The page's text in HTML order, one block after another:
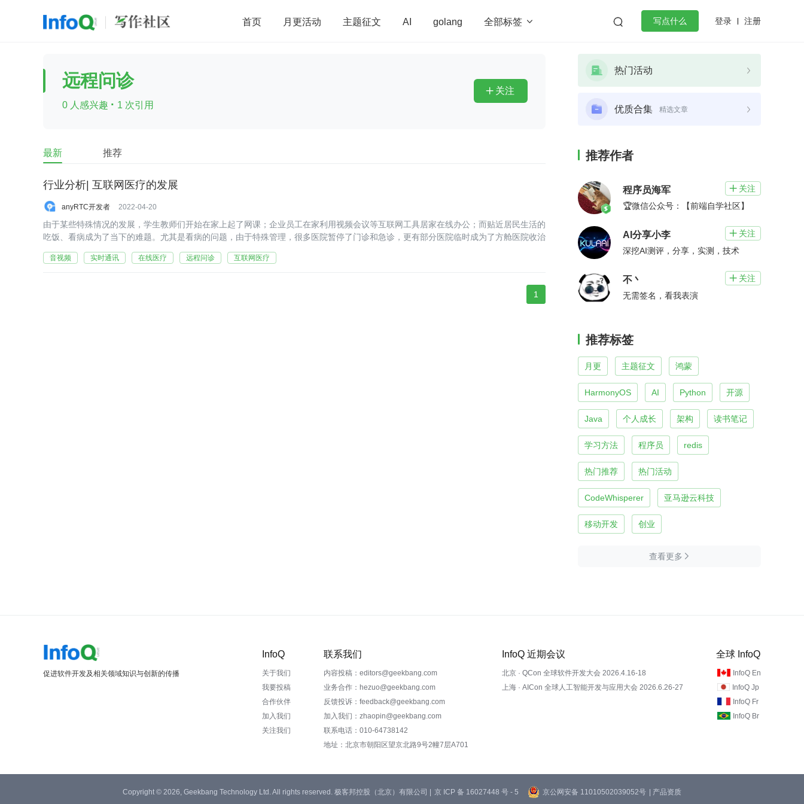
首页 月更活动 主题征文 AI golang 全部标签   写点什么 登录 注册
前端 AI redis
查看更多
远程问诊
0 人感兴趣 · 1 次引用
 关注
最新 推荐
行业分析| 互联网医疗的发展
anyRTC开发者 2022-04-20
由于某些特殊情况的发展，学生教师们开始在家上起了网课；企业员工在家利用视频会议等互联网工具居家在线办公；而贴近居民生活的
吃饭、看病成为了当下的难题。尤其是看病的问题，由于特殊管理，很多医院暂停了门诊和急诊，更有部分医院临时成为了方舱医院收治
音视频 实时通讯 在线医疗 远程问诊 互联网医疗
1
热门活动
优质合集 精选文章
推荐作者
程序员海军  关注
🏆微信公众号：【前端自学社区】
AI分享小李  关注
深挖AI测评，分享，实测，技术
不丶  关注
无需签名，看我表演
推荐标签
月更 主题征文 鸿蒙
HarmonyOS AI Python 开源
Java 个人成长 架构 读书笔记
学习方法 程序员 redis
热门推荐 热门活动
CodeWhisperer 亚马逊云科技
移动开发 创业
查看更多 
促进软件开发及相关领域知识与创新的传播
InfoQ
关于我们
我要投稿
合作伙伴
加入我们
关注我们
联系我们
内容投稿：editors@geekbang.com
业务合作：hezuo@geekbang.com
反馈投诉：feedback@geekbang.com
加入我们：zhaopin@geekbang.com
联系电话：010-64738142
地址：北京市朝阳区望京北路9号2幢7层A701
InfoQ 近期会议
北京 · QCon 全球软件开发大会 2026.4.16-18
上海 · AICon 全球人工智能开发与应用大会 2026.6.26-27
全球 InfoQ
InfoQ En
InfoQ Jp
InfoQ Fr
InfoQ Br
Copyright © 2026, Geekbang Technology Ltd. All rights reserved. 极客邦控股（北京）有限公司 | 京 ICP 备 16027448 号 - 5 京公网安备 11010502039052号 | 产品资质